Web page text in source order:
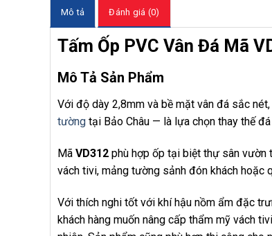
Mô tả Đánh giá (0)
Tấm Ốp PVC Vân Đá Mã
Mô Tả Sản Phẩm
Với độ dày 2,8mm và bề mặt vân đá sắc nét,
tường tại Bảo Châu — là lựa chọn thay thế
Mã VD312 phù hợp ốp tại biệt thự sân vườn
vách tivi, mảng tường sảnh đón khách hoặc
Với thích nghi tốt với khí hậu nồm ẩm đặc
khách hàng muốn nâng cấp thẩm mỹ vách